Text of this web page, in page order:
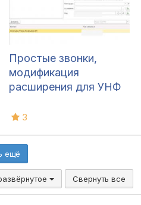
Простые звонки,
модификация
расширения для УНФ
3
ещё
Свернуть все